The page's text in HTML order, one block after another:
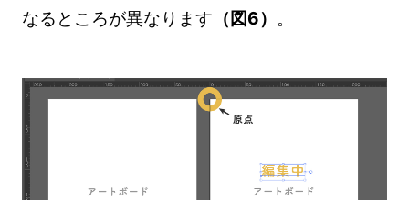
なるところが異なります （図6） 。